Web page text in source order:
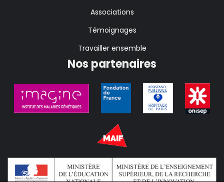
Associations
Témoignages
Travailler ensemble
Nos partenaires